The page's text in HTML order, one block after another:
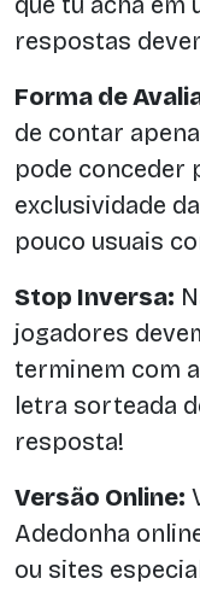
respostas
Forma de
de contar
pode conceder
exclusividade
pouco usuais
Stop Inversa:
jogadores
terminem com
letra sorteada
resposta!
Versão Online:
Adedonha
ou sites